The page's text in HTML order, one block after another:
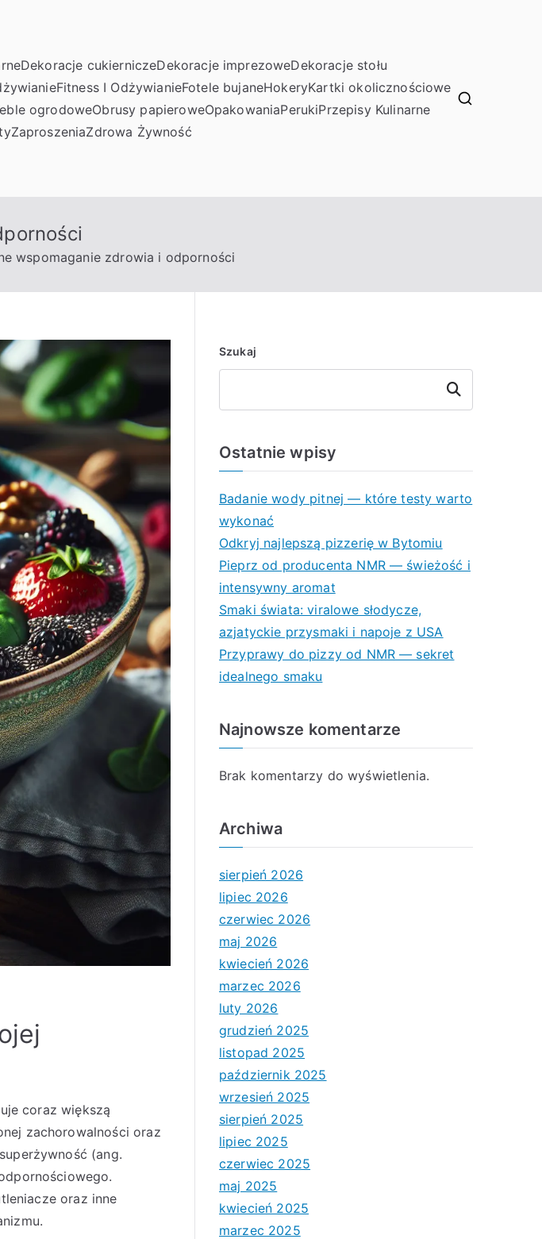
Dekoracje cukierniczeDekoracje imprezoweDekoracje stołu
Fitness I OdżywianieFotele bujaneHokeryKartki okolicznościowe
ogrodoweObrusy papieroweOpakowaniaPerukiPrzepisy Kulinarne
ZaproszeniaZdrowa Żywność
wspomaganie zdrowia i odporności
coraz większą
zachorowalności oraz
(ang.
oraz inne
Szukaj
Szukaj
Ostatnie wpisy
Badanie wody pitnej — które testy warto
wykonać
Odkryj najlepszą pizzerię w Bytomiu
Pieprz od producenta NMR — świeżość i
intensywny aromat
Smaki świata: viralowe słodycze,
azjatyckie przysmaki i napoje z USA
Przyprawy do pizzy od NMR — sekret
idealnego smaku
Najnowsze komentarze
Brak komentarzy do wyświetlenia.
Archiwa
sierpień 2026
lipiec 2026
czerwiec 2026
maj 2026
kwiecień 2026
marzec 2026
luty 2026
grudzień 2025
listopad 2025
październik 2025
wrzesień 2025
sierpień 2025
lipiec 2025
czerwiec 2025
maj 2025
kwiecień 2025
marzec 2025